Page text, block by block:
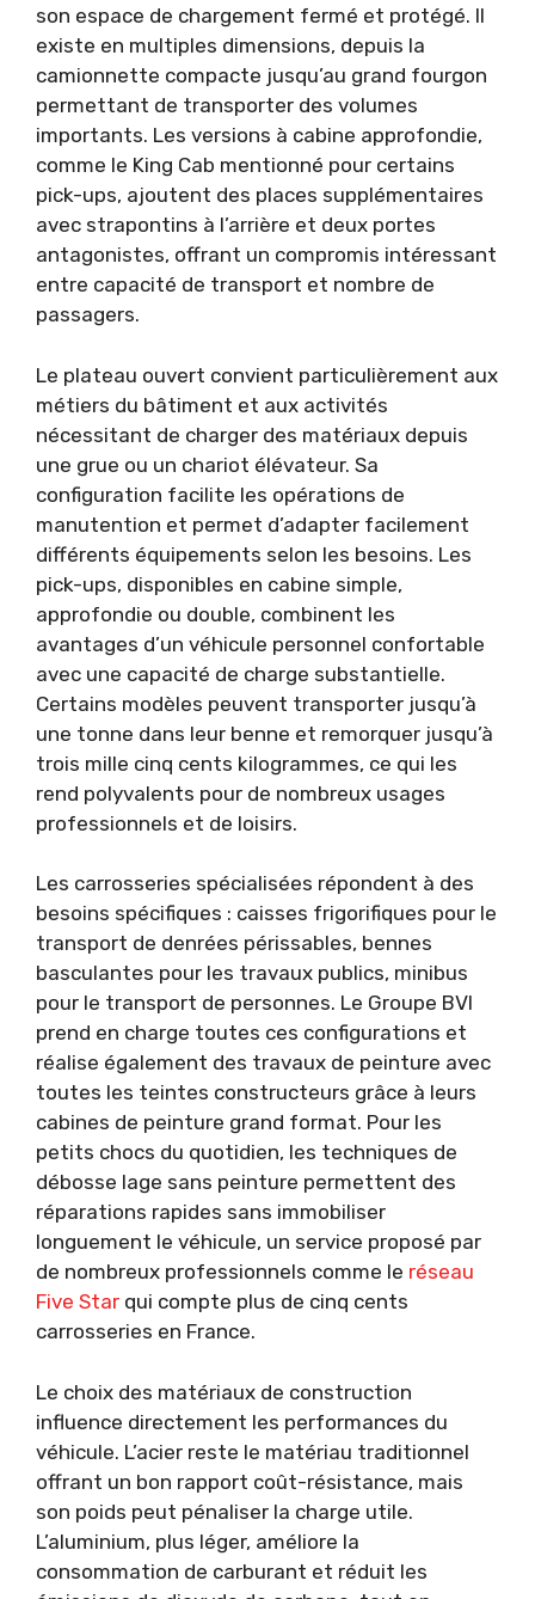
son espace de chargement fermé et protégé. Il
existe en multiples dimensions, depuis la
camionnette compacte jusqu’au grand fourgon
permettant de transporter des volumes
importants. Les versions à cabine approfondie,
comme le King Cab mentionné pour certains
pick-ups, ajoutent des places supplémentaires
avec strapontins à l’arrière et deux portes
antagonistes, offrant un compromis intéressant
entre capacité de transport et nombre de
passagers.
Le plateau ouvert convient particulièrement aux
métiers du bâtiment et aux activités
nécessitant de charger des matériaux depuis
une grue ou un chariot élévateur. Sa
configuration facilite les opérations de
manutention et permet d’adapter facilement
différents équipements selon les besoins. Les
pick-ups, disponibles en cabine simple,
approfondie ou double, combinent les
avantages d’un véhicule personnel confortable
avec une capacité de charge substantielle.
Certains modèles peuvent transporter jusqu’à
une tonne dans leur benne et remorquer jusqu’à
trois mille cinq cents kilogrammes, ce qui les
rend polyvalents pour de nombreux usages
professionnels et de loisirs.
Les carrosseries spécialisées répondent à des
besoins spécifiques : caisses frigorifiques pour le
transport de denrées périssables, bennes
basculantes pour les travaux publics, minibus
pour le transport de personnes. Le Groupe BVI
prend en charge toutes ces configurations et
réalise également des travaux de peinture avec
toutes les teintes constructeurs grâce à leurs
cabines de peinture grand format. Pour les
petits chocs du quotidien, les techniques de
débosse lage sans peinture permettent des
réparations rapides sans immobiliser
longuement le véhicule, un service proposé par
de nombreux professionnels comme le réseau
Five Star qui compte plus de cinq cents
carrosseries en France.
Le choix des matériaux de construction
influence directement les performances du
véhicule. L’acier reste le matériau traditionnel
offrant un bon rapport coût-résistance, mais
son poids peut pénaliser la charge utile.
L’aluminium, plus léger, améliore la
consommation de carburant et réduit les